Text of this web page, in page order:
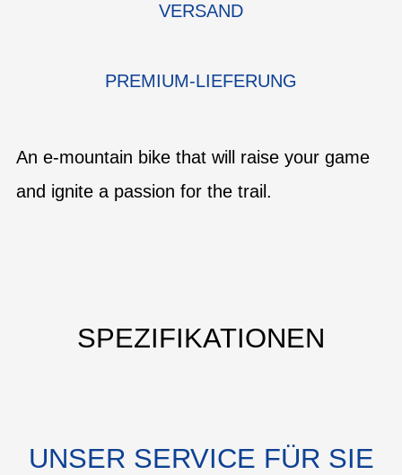
VERSAND
PREMIUM-LIEFERUNG
An e-mountain bike that will raise your game
and ignite a passion for the trail.
SPEZIFIKATIONEN
UNSER SERVICE FÜR SIE